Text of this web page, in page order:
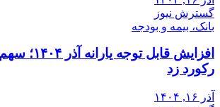
گسترش نیوز
بانک، بیمه و بودجه
رکورد زد
آذر ۱۶, ۱۴۰۴